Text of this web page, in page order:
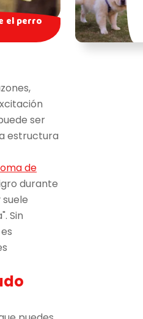
el perro
ser
estructura
de
durante
Sin